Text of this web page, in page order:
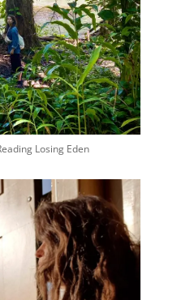
Losing Eden